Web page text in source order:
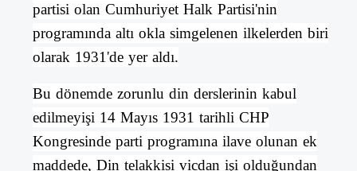
partisi olan Cumhuriyet Halk Partisi'nin
programında altı okla simgelenen ilkelerden biri
olarak 1931'de yer aldı.
Bu dönemde zorunlu din derslerinin kabul
edilmeyişi 14 Mayıs 1931 tarihli CHP
Kongresinde parti programına ilave olunan ek
maddede, Din telakkisi vicdan işi olduğundan